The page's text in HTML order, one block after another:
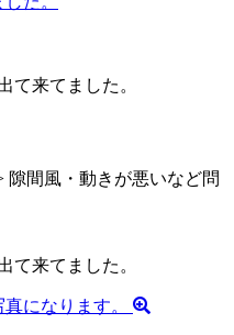
て来てました。
て来てました。